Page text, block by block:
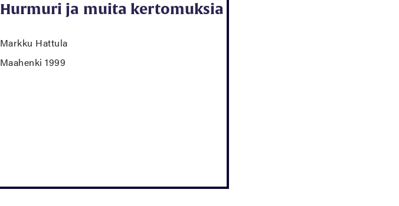
Hurmuri ja muita kertomuksia
Markku Hattula
Maahenki 1999